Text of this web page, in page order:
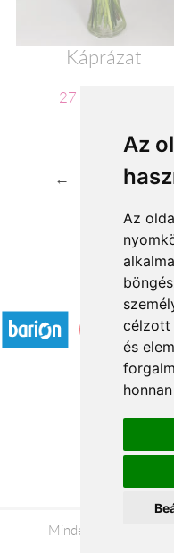
Az
Az
célzott
és
Káprázat
27 152 Ft-tól
← ...
Minden jog